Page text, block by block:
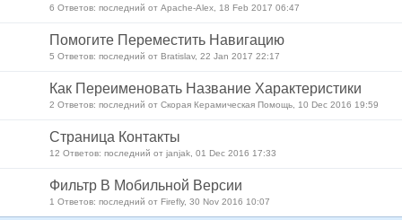
6 Ответов: последний от Apache-Alex, 18 Feb 2017 06:47
Помогите Переместить Навигацию
5 Ответов: последний от Bratislav, 22 Jan 2017 22:17
Как Переименовать Название Характеристики
2 Ответов: последний от Скорая Керамическая Помощь, 10 Dec 2016 19:59
Страница Контакты
12 Ответов: последний от janjak, 01 Dec 2016 17:33
Фильтр В Мобильной Версии
1 Ответов: последний от Firefly, 30 Nov 2016 10:07